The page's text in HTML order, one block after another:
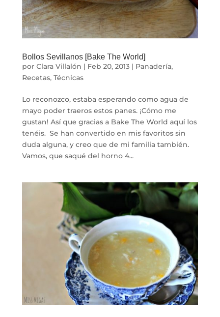
Bollos Sevillanos [Bake The World]
por Clara Villalón | Feb 20, 2013| Panadería,
Recetas, Técnicas
Lo reconozco, estaba esperando como agua de
mayo poder traeros estos panes. ¡Cómo me
gustan! Así que gracias a Bake The World aquí los
tenéis. Se han convertido en mis favoritos sin
duda alguna, y creo que de mi familia también.
Vamos, que saqué del horno 4...